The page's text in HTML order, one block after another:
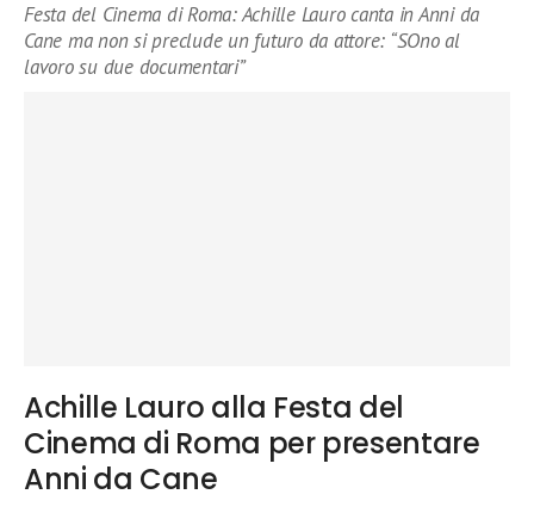
Festa del Cinema di Roma: Achille Lauro canta in Anni da
Cane ma non si preclude un futuro da attore: “SOno al
lavoro su due documentari”
Achille Lauro alla Festa del
Cinema di Roma per presentare
Anni da Cane